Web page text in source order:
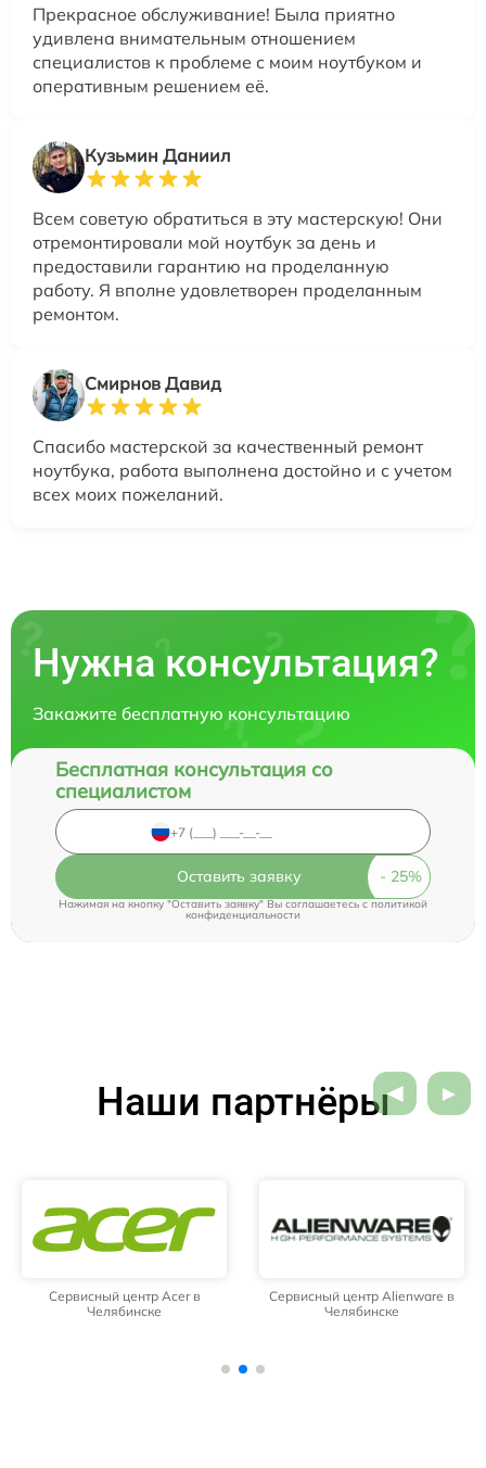
Прекрасное обслуживание! Была приятно
удивлена внимательным отношением
специалистов к проблеме с моим ноутбуком и
оперативным решением её.
Кузьмин Даниил
Всем советую обратиться в эту мастерскую! Они
отремонтировали мой ноутбук за день и
предоставили гарантию на проделанную
работу. Я вполне удовлетворен проделанным
ремонтом.
Смирнов Давид
Спасибо мастерской за качественный ремонт
ноутбука, работа выполнена достойно и с учетом
всех моих пожеланий.
Нужна консультация?
Закажите бесплатную консультацию
Бесплатная консультация со
специалистом
Оставить заявку
Нажимая на кнопку "Оставить заявку" Вы соглашаетесь c политикой
конфиденциальности
Наши партнёры
Сервисный центр Acer в
Челябинске
Сервисный центр Alienware в
Челябинске